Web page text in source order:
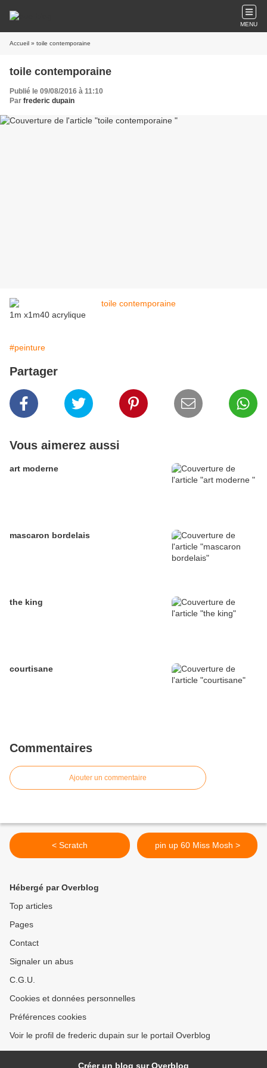
MENU
Accueil » toile contemporaine
toile contemporaine
Publié le 09/08/2016 à 11:10
Par frederic dupain
1m x1m40 acrylique
#peinture
Partager
Vous aimerez aussi
art moderne
mascaron bordelais
the king
courtisane
Commentaires
Ajouter un commentaire
< Scratch pin up 60 Miss Mosh >
Hébergé par Overblog
Top articles
Pages
Contact
Signaler un abus
C.G.U.
Cookies et données personnelles
Préférences cookies
Voir le profil de frederic dupain sur le portail Overblog
Créer un blog sur Overblog